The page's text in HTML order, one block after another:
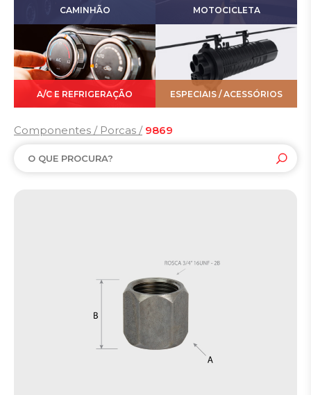
CAMINHÃO MOTOCICLETA
A/C E REFRIGERAÇÃO ESPECIAIS / ACESSÓRIOS
Componentes / Porcas / 9869